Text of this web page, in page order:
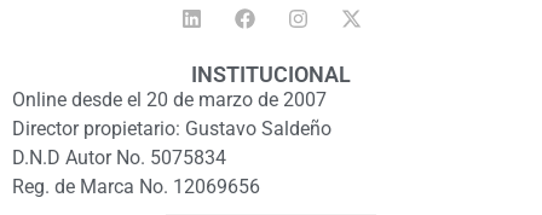
INSTITUCIONAL
Online desde el 20 de marzo de 2007
Director propietario: Gustavo Saldeño
D.N.D Autor No. 5075834
Reg. de Marca No. 12069656